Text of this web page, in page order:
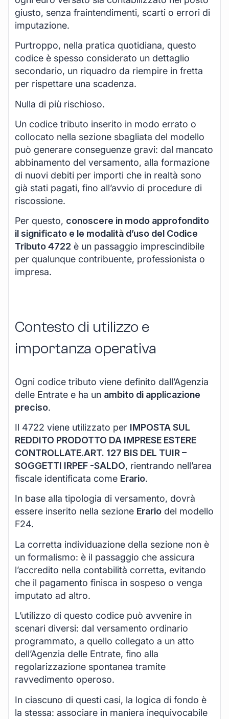
giusto, senza fraintendimenti, scarti o errori di
imputazione.
Purtroppo, nella pratica quotidiana, questo
codice è spesso considerato un dettaglio
secondario, un riquadro da riempire in fretta
per rispettare una scadenza.
Nulla di più rischioso.
Un codice tributo inserito in modo errato o
collocato nella sezione sbagliata del modello
può generare conseguenze gravi: dal mancato
abbinamento del versamento, alla formazione
di nuovi debiti per importi che in realtà sono
già stati pagati, fino all’avvio di procedure di
riscossione.
Per questo, conoscere in modo approfondito
il significato e le modalità d’uso del Codice
Tributo 4722 è un passaggio imprescindibile
per qualunque contribuente, professionista o
impresa.
Contesto di utilizzo e
importanza operativa
Ogni codice tributo viene definito dall’Agenzia
delle Entrate e ha un ambito di applicazione
preciso.
Il 4722 viene utilizzato per IMPOSTA SUL
REDDITO PRODOTTO DA IMPRESE ESTERE
CONTROLLATE.ART. 127 BIS DEL TUIR –
SOGGETTI IRPEF -SALDO, rientrando nell’area
fiscale identificata come Erario.
In base alla tipologia di versamento, dovrà
essere inserito nella sezione Erario del modello
F24.
La corretta individuazione della sezione non è
un formalismo: è il passaggio che assicura
l’accredito nella contabilità corretta, evitando
che il pagamento finisca in sospeso o venga
imputato ad altro.
L’utilizzo di questo codice può avvenire in
scenari diversi: dal versamento ordinario
programmato, a quello collegato a un atto
dell’Agenzia delle Entrate, fino alla
regolarizzazione spontanea tramite
ravvedimento operoso.
In ciascuno di questi casi, la logica di fondo è
la stessa: associare in maniera inequivocabile